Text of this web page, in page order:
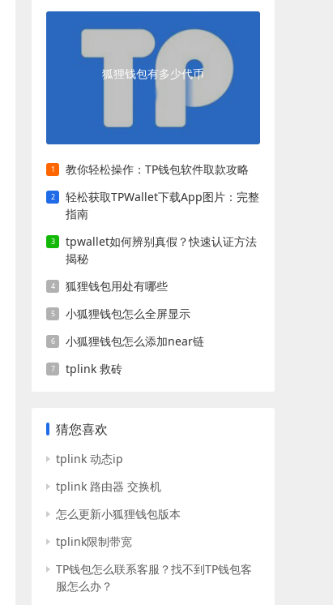
狐狸钱包有多少代币
教你轻松操作：TP钱包软件取款攻略
轻松获取TPWallet下载App图片：完整
指南
tpwallet如何辨别真假？快速认证方法
揭秘
狐狸钱包用处有哪些
小狐狸钱包怎么全屏显示
小狐狸钱包怎么添加near链
tplink 救砖
猜您喜欢
tplink 动态ip
tplink 路由器 交换机
怎么更新小狐狸钱包版本
tplink限制带宽
TP钱包怎么联系客服？找不到TP钱包客
服怎么办？